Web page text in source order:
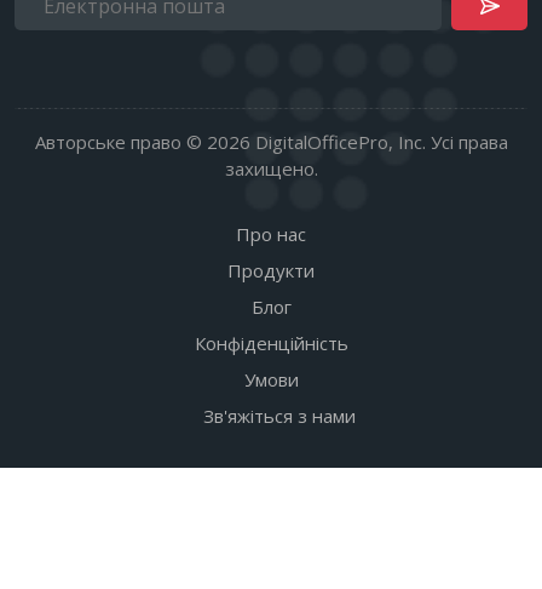
Авторське право © 2026 DigitalOfficePro, Inc. Усі права
захищено.
Про нас
Продукти
Блог
Конфіденційність
Умови
Зв'яжіться з нами